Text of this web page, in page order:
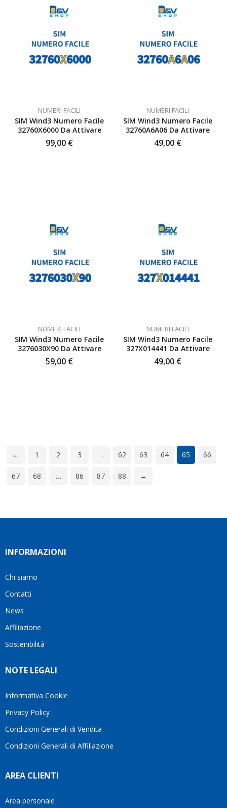
NUMERI FACILI
SIM Wind3 Numero Facile
32760X6000 Da Attivare
99,00 €
NUMERI FACILI
SIM Wind3 Numero Facile
32760A6A06 Da Attivare
49,00 €
NUMERI FACILI
SIM Wind3 Numero Facile
3276030X90 Da Attivare
59,00 €
NUMERI FACILI
SIM Wind3 Numero Facile
327X014441 Da Attivare
49,00 €
← 1 2 3 … 62 63 64 65 66
67 68 … 86 87 88 →
INFORMAZIONI
Chi siamo
Contatti
News
Affiliazione
Sostenibilità
NOTE LEGALI
Informativa Cookie
Privacy Policy
Condizioni Generali di Vendita
Condizioni Generali di Affiliazione
AREA CLIENTI
Area personale